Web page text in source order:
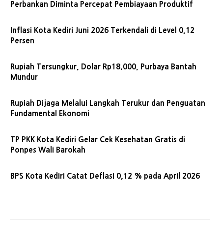
Perbankan Diminta Percepat Pembiayaan Produktif
Inflasi Kota Kediri Juni 2026 Terkendali di Level 0,12
Persen
Rupiah Tersungkur, Dolar Rp18.000, Purbaya Bantah
Mundur
Rupiah Dijaga Melalui Langkah Terukur dan Penguatan
Fundamental Ekonomi
TP PKK Kota Kediri Gelar Cek Kesehatan Gratis di
Ponpes Wali Barokah
BPS Kota Kediri Catat Deflasi 0,12 % pada April 2026